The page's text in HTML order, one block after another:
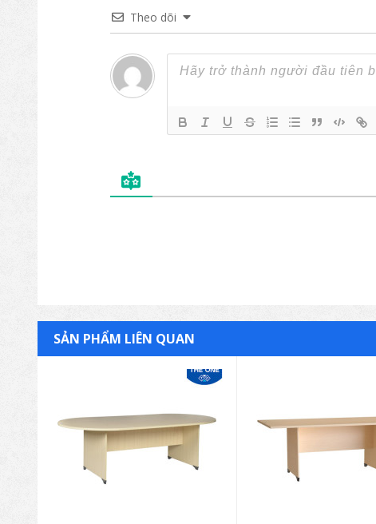
Theo dõi
SẢN PHẨM LIÊN QUAN